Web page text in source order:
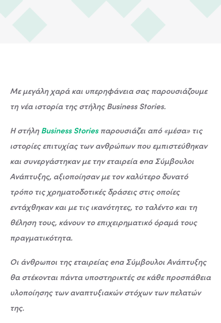
Με μεγάλη χαρά και υπερηφάνεια σας παρουσιάζουμε
τη νέα ιστορία της στήλης Business Stories.
Η στήληBusiness Storiesπαρουσιάζει από «μέσα» τις
ιστορίες επιτυχίας των ανθρώπων που εμπιστεύθηκαν
και συνεργάστηκαν με την εταιρεία ena Σύμβουλοι
Ανάπτυξης, αξιοποίησαν με τον καλύτερο δυνατό
τρόπο τις χρηματοδοτικές δράσεις στις οποίες
εντάχθηκαν και με τις ικανότητες, το ταλέντο και τη
θέληση τους, κάνουν το επιχειρηματικό όραμά τους
πραγματικότητα.
Οι άνθρωποι της εταιρείας ena Σύμβουλοι Ανάπτυξης
θα στέκονται πάντα υποστηρικτές σε κάθε προσπάθεια
υλοποίησης των αναπτυξιακών στόχων των πελατών
της.